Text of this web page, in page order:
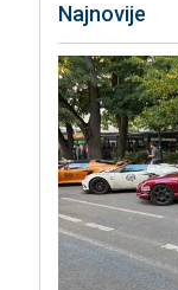
Najnovije